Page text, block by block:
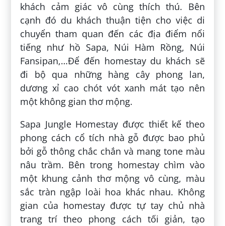
khách cảm giác vô cùng thích thú. Bên
cạnh đó du khách thuận tiện cho việc di
chuyển tham quan đến các địa điểm nổi
tiếng như hồ Sapa, Núi Hàm Rồng, Núi
Fansipan,…Để đến homestay du khách sẽ
đi bộ qua những hàng cây phong lan,
dương xỉ cao chót vót xanh mát tạo nên
một không gian thơ mộng.
Sapa Jungle Homestay được thiết kế theo
phong cách cổ tích nhà gỗ được bao phủ
bởi gỗ thông chắc chắn và mang tone màu
nâu trầm. Bên trong homestay chìm vào
một khung cảnh thơ mộng vô cùng, màu
sắc tràn ngập loài hoa khác nhau. Không
gian của homestay được tự tay chủ nhà
trang trí theo phong cách tối giản, tạo